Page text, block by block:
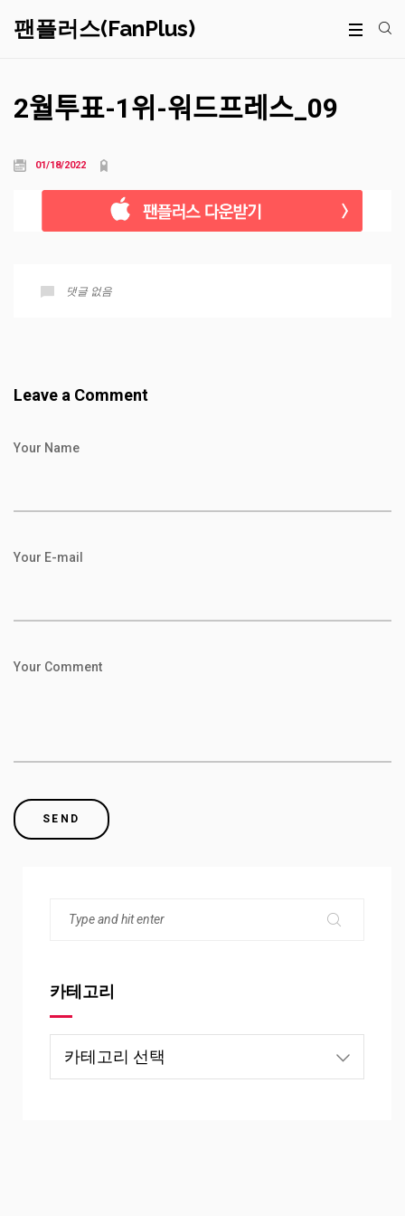
팬플러스(FanPlus)
2월투표-1위-워드프레스_09
01/18/2022
댓글 없음
Leave a Comment
Your Name
Your E-mail
Your Comment
카테고리
고